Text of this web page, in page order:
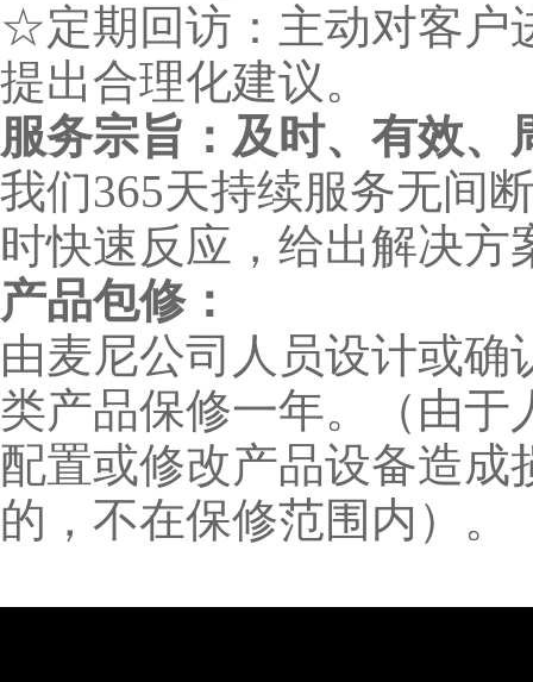
☆定期回访：主动对客户
提出合理化建议。
服务宗旨：及时、有效、
我们365天持续服务无间
时快速反应，给出解决方
产品包修：
由麦尼公司人员设计或确
类产品保修一年。（由于
配置或修改产品设备造成
的，不在保修范围内）。